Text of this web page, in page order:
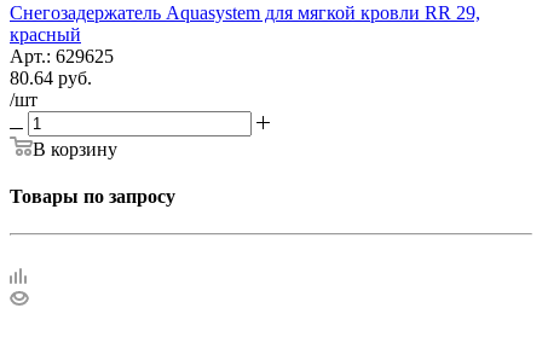
Снегозадержатель Aquasystem для мягкой кровли RR 29,
красный
Арт.: 629625
80.64 руб.
/шт
В корзину
Товары по запросу